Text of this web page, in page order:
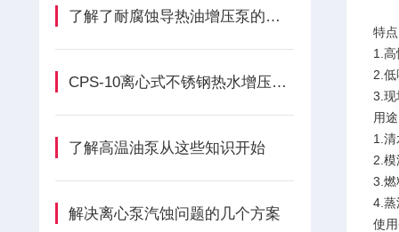
了解了耐腐蚀导热油增压泵的工作原理才能更好的使用它
CPS-10离心式不锈钢热水增压循环泵主要构成模块功能的核心优势
了解高温油泵从这些知识开始
解决离心泵汽蚀问题的几个方案
特
1.
2.
3.现
用
1.
2.
3.燃
4.蒸
使